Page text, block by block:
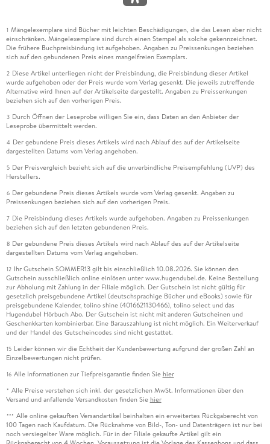
1 Mängelexemplare sind Bücher mit leichten Beschädigungen, die das Lesen aber nicht
einschränken. Mängelexemplare sind durch einen Stempel als solche gekennzeichnet.
Die frühere Buchpreisbindung ist aufgehoben. Angaben zu Preissenkungen beziehen
sich auf den gebundenen Preis eines mangelfreien Exemplars.
2 Diese Artikel unterliegen nicht der Preisbindung, die Preisbindung dieser Artikel
wurde aufgehoben oder der Preis wurde vom Verlag gesenkt. Die jeweils zutreffende
Alternative wird Ihnen auf der Artikelseite dargestellt. Angaben zu Preissenkungen
beziehen sich auf den vorherigen Preis.
3 Durch Öffnen der Leseprobe willigen Sie ein, dass Daten an den Anbieter der
Leseprobe übermittelt werden.
4 Der gebundene Preis dieses Artikels wird nach Ablauf des auf der Artikelseite
dargestellten Datums vom Verlag angehoben.
5 Der Preisvergleich bezieht sich auf die unverbindliche Preisempfehlung (UVP) des
Herstellers.
6 Der gebundene Preis dieses Artikels wurde vom Verlag gesenkt. Angaben zu
Preissenkungen beziehen sich auf den vorherigen Preis.
7 Die Preisbindung dieses Artikels wurde aufgehoben. Angaben zu Preissenkungen
beziehen sich auf den letzten gebundenen Preis.
8 Der gebundene Preis dieses Artikels wird nach Ablauf des auf der Artikelseite
dargestellten Datums vom Verlag angehoben.
12 Ihr Gutschein SOMMER13 gilt bis einschließlich 10.08.2026. Sie können den
Gutschein ausschließlich online einlösen unter www.hugendubel.de. Keine Bestellung
zur Abholung mit Zahlung in der Filiale möglich. Der Gutschein ist nicht gültig für
gesetzlich preisgebundene Artikel (deutschsprachige Bücher und eBooks) sowie für
preisgebundene Kalender, tolino shine (4016621130466), tolino select und das
Hugendubel Hörbuch Abo. Der Gutschein ist nicht mit anderen Gutscheinen und
Geschenkkarten kombinierbar. Eine Barauszahlung ist nicht möglich. Ein Weiterverkauf
und der Handel des Gutscheincodes sind nicht gestattet.
15 Leider können wir die Echtheit der Kundenbewertung aufgrund der großen Zahl an
Einzelbewertungen nicht prüfen.
16 Alle Informationen zur Tiefpreisgarantie finden Sie hier
* Alle Preise verstehen sich inkl. der gesetzlichen MwSt. Informationen über den
Versand und anfallende Versandkosten finden Sie hier
*** Alle online gekauften Versandartikel beinhalten ein erweitertes Rückgaberecht von
100 Tagen nach Kaufdatum. Die Rücknahme von Bild-, Ton- und Datenträgern ist nur bei
noch versiegelter Ware möglich. Für in der Filiale gekaufte Artikel gilt ein